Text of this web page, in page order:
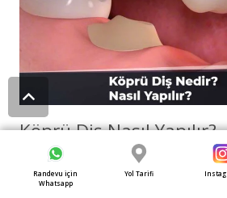
Randevu için
Whatsapp
Yol Tarifi
Köprü Diş Nasıl Yapılır?